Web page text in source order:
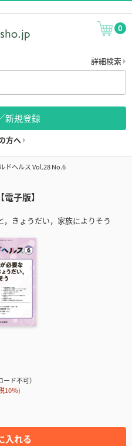
0
詳細検索
新規登録
方へ
ドヘルス Vol.28 No.6
子版】
，きょうだい，家族によりそう
ド不可）
10％)
入れる